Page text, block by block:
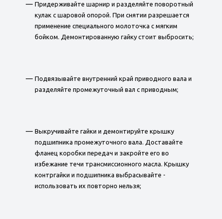
Придерживайте шарнир и разделяйте поворотный
кулак с шаровой опорой. При снятии разрешается
применение специального молоточка с мягким
бойком. Демонтированную гайку стоит выбросить;
Подвязывайте внутренний край приводного вала и
разделяйте промежуточный вал с приводным;
Выкручивайте гайки и демонтируйте крышку
подшипника промежуточного вала. Доставайте
фланец коробки передач и закройте его во
избежание течи трансмиссионного масла. Крышку
контргайки и подшипника выбрасывайте -
использовать их повторно нельзя;